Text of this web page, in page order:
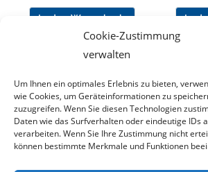
Cookie-Zustimmung
verwalten
Um Ihnen ein optimales Erlebnis zu bieten,
wie Cookies, um Geräteinformationen zu
zuzugreifen. Wenn Sie diesen Technologien
Daten wie das Surfverhalten oder eindeutige IDs
verarbeiten. Wenn Sie Ihre Zustimmung nicht
können bestimmte Merkmale und Funktionen
In den Warenkorb In
Nach Preis filtern
Kategorie
auswählen